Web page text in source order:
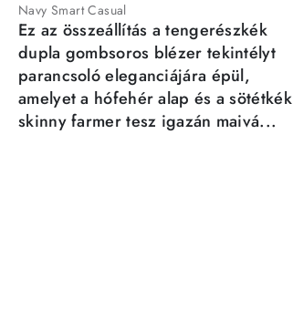
Navy Smart Casual
Ez az összeállítás a tengerészkék
dupla gombsoros blézer tekintélyt
parancsoló eleganciájára épül,
amelyet a hófehér alap és a sötétkék
skinny farmer tesz igazán maivá...